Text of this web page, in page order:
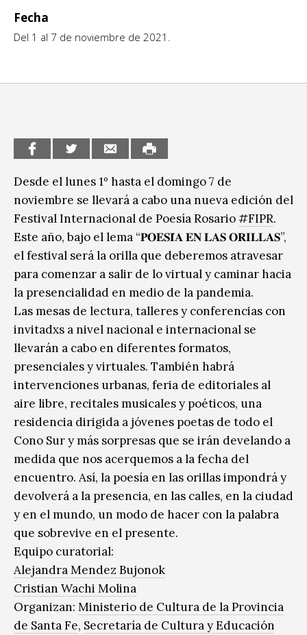
CCE en el interior/libros
Exposiciones
Género y Diversidad
Letras
Medio Ambiente
Música
Sin categoría
Fecha
Del 1 al 7 de noviembre de 2021.
Desde el lunes 1º hasta el domingo 7 de
noviembre se llevará a cabo una nueva edición del
Festival Internacional de Poesía Rosario#FIPR.
Este año, bajo el lema “𝐏𝐎𝐄𝐒𝐈́𝐀 𝐄𝐍 𝐋𝐀𝐒 𝐎𝐑𝐈𝐋𝐋𝐀𝐒”,
el festival será la orilla que deberemos atravesar
para comenzar a salir de lo virtual y caminar hacia
la presencialidad en medio de la pandemia.
Las mesas de lectura, talleres y conferencias con
invitadxs a nivel nacional e internacional se
llevarán a cabo en diferentes formatos,
presenciales y virtuales. También habrá
intervenciones urbanas, feria de editoriales al
aire libre, recitales musicales y poéticos, una
residencia dirigida a jóvenes poetas de todo el
Cono Sur y más sorpresas que se irán develando a
medida que nos acerquemos a la fecha del
encuentro. Así, la poesía en las orillas impondrá y
devolverá a la presencia, en las calles, en la ciudad
y en el mundo, un modo de hacer con la palabra
que sobrevive en el presente.
Equipo curatorial:
Alejandra Mendez Bujonok
Cristian Wachi Molina
Organizan: Ministerio de Cultura de la Provincia
de Santa Fe, Secretaría de Cultura y Educación